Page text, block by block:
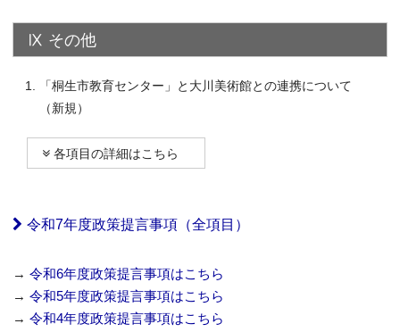
Ⅸ その他
「桐生市教育センター」と大川美術館との連携について
（新規）
各項目の詳細はこちら
令和7年度政策提言事項（全項目）
→令和6年度政策提言事項はこちら
→令和5年度政策提言事項はこちら
→令和4年度政策提言事項はこちら